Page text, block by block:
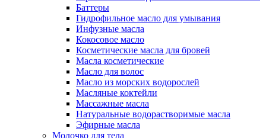
Баттеры
Гидрофильное масло для умывания
Инфузные масла
Кокосовое масло
Косметические масла для бровей
Масла косметические
Масло для волос
Масло из морских водорослей
Масляные коктейли
Массажные масла
Натуральные водорастворимые масла
Эфирные масла
Молочко для тела